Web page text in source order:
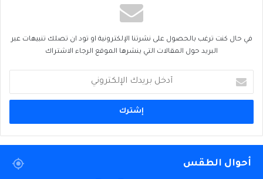
في حال كنت ترغب بالحصول على نشرتنا الإلكترونية او تود ان تصلك تنبيهات عبر
البريد حول المقالات التي ينشرها الموقع الرجاء الاشتراك
بريدك
الإلكتروني
أحوال الطقس